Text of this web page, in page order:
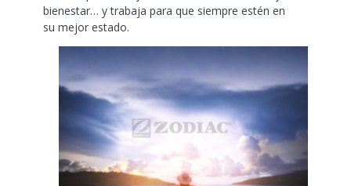
bienestar… y trabaja para que siempre estén en
su mejor estado.